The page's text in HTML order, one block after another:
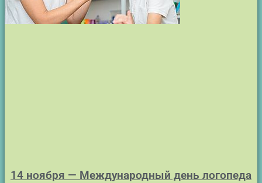
14 ноября — Международный день логопеда